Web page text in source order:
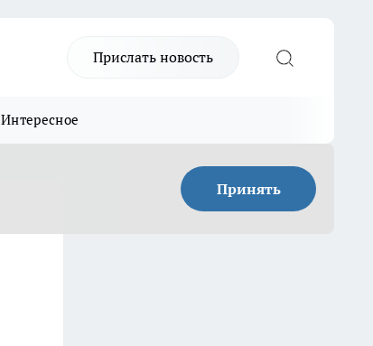
Прислать новость
Интересное
Принять